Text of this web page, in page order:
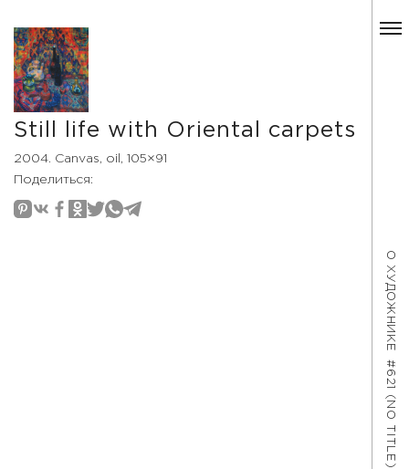
О ХУДОЖНИКЕ
#621 (NO TITLE)
Still life with Oriental carpets
2004. Canvas, oil, 105×91
Поделиться: